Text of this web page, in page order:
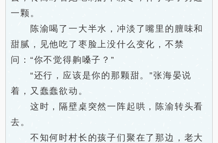
一颗。
陈渝喝了一大半水，冲淡了嘴里的膻味和
甜腻，见他吃了枣脸上没什么变化，不禁
问：“你不觉得齁嗓子？”
“还行，应该是你的那颗甜。”张海晏说
着，又蠢蠢欲动。
这时，隔壁桌突然一阵起哄，陈渝转头看
去。
不知何时村长的孩子们聚在了那边，老大